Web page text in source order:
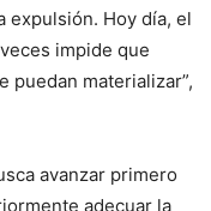
expulsión. Hoy día, el
impide que
puedan materializar”,
avanzar primero
adecuar la